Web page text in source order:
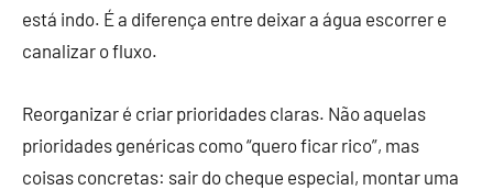
está indo. É a diferença entre deixar a água escorrer e
canalizar o fluxo.
Reorganizar é criar prioridades claras. Não aquelas
prioridades genéricas como “quero ficar rico”, mas
coisas concretas: sair do cheque especial, montar uma